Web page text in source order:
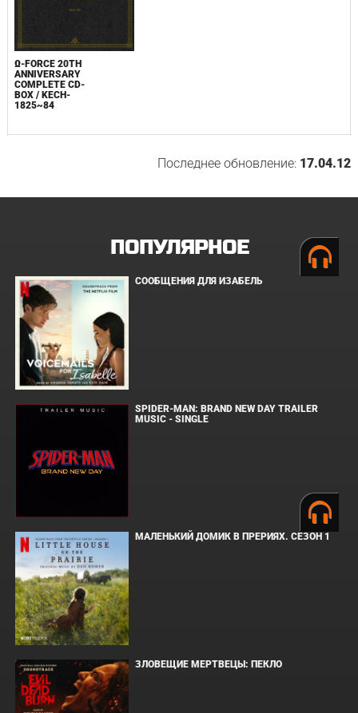
Ω-FORCE 20TH
ANNIVERSARY
COMPLETE CD-
BOX / KECH-
1825~84
Последнее обновление: 17.04.12
ПОПУЛЯРНОЕ
СООБЩЕНИЯ ДЛЯ ИЗАБЕЛЬ
SPIDER-MAN: BRAND NEW DAY TRAILER
MUSIC - SINGLE
МАЛЕНЬКИЙ ДОМИК В ПРЕРИЯХ. СЕЗОН 1
ЗЛОВЕЩИЕ МЕРТВЕЦЫ: ПЕКЛО